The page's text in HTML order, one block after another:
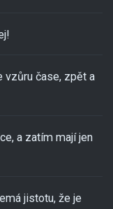
vzůru čase, zpět a
a zatím mají jen
jistotu, že je